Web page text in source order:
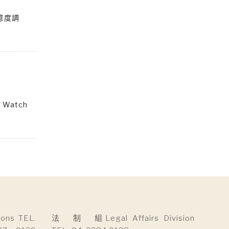
度調
Watch
TEL.
法 制 組Legal Affairs Division